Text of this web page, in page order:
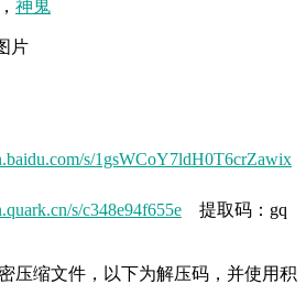
， 神鬼
片
s/1gsWCoY7ldH0T6crZawix
s/c348e94f655e 提取码：gq
压缩文件，以下为解压码，并使用积